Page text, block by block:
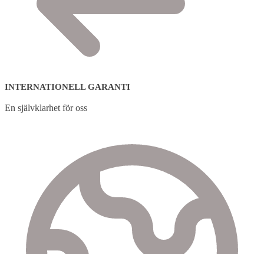
INTERNATIONELL GARANTI
En självklarhet för oss